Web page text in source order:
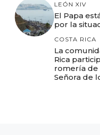
LEÓN XIV
El Papa
por la
COSTA RICA
La
Rica
romería de
Señora de